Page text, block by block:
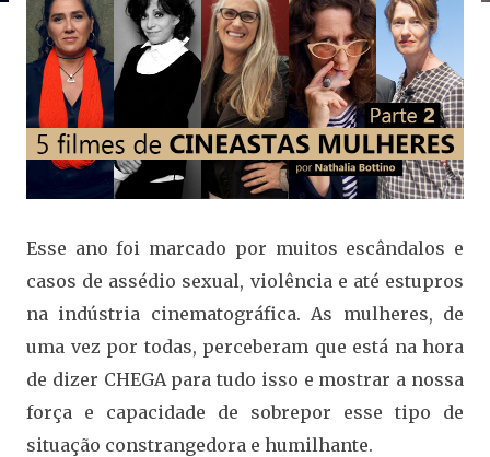
Esse ano foi marcado por muitos escândalos e
casos de assédio sexual, violência e até estupros
na indústria cinematográfica. As mulheres, de
uma vez por todas, perceberam que está na hora
de dizer CHEGA para tudo isso e mostrar a nossa
força e capacidade de sobrepor esse tipo de
situação constrangedora e humilhante.